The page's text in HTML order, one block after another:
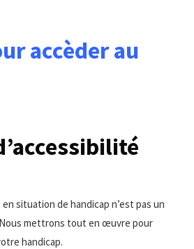
accèder au
situation de handicap n’est pas un
mettrons tout en œuvre pour
handicap.